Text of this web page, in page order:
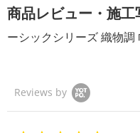
商品レビュー・施工
ーシックシリーズ 織物調
Reviews by